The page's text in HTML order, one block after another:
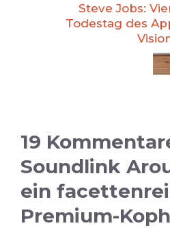
Steve Jobs:
Todestag des
19
Soundlink
ein
Premium-